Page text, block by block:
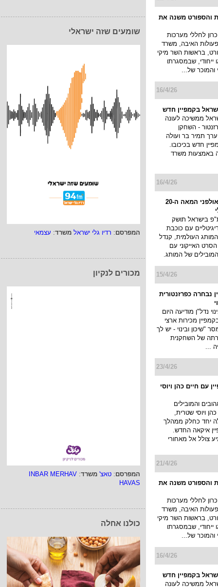
שומעים שזה ישראלי
המפרסם: רדיו גלי ישראל משרד: עצמאי
מכורים לנקיון
המפרסם: טאצ' משרד:
INBAR MERHAV
HAVAS
כולנו אחלה
והספורט משנה את
לחללי מערכות
פעולות האיבה, משרד
בראשות השר מיקי
ייחודי, שבמסגרתו
והמוכר של...
16/4/26
בקמפיין חדש
ממשיכה לעונה
- השחקן
תמיר בר ועולה
חדש בכיכובו.
באמצעות משרד
16/4/26
לוריאל פריז ואולפני המאה ה-20
בישראל תושק
עם כוכבת
העולמית, קנדל
האייקוני עם
של המותג.
15/4/26
נבחרה כפרזנטורית
נדל"ן מודיעה היום
מכירות ארצי
"שיכון ובינוי - יש לך
של השחקנית
...
23/4/26
עם חיים כהן ויוסי
והמובילים
ויוסי שטרית,
יחד כחלק ממהלך
איקאה החדש.
צולל אל מאחורי
21/4/26
והספורט משנה את
לחללי מערכות
פעולות האיבה, משרד
בראשות השר מיקי
ייחודי, שבמסגרתו
והמוכר של...
16/4/26
בקמפיין חדש
ממשיכה לעונה